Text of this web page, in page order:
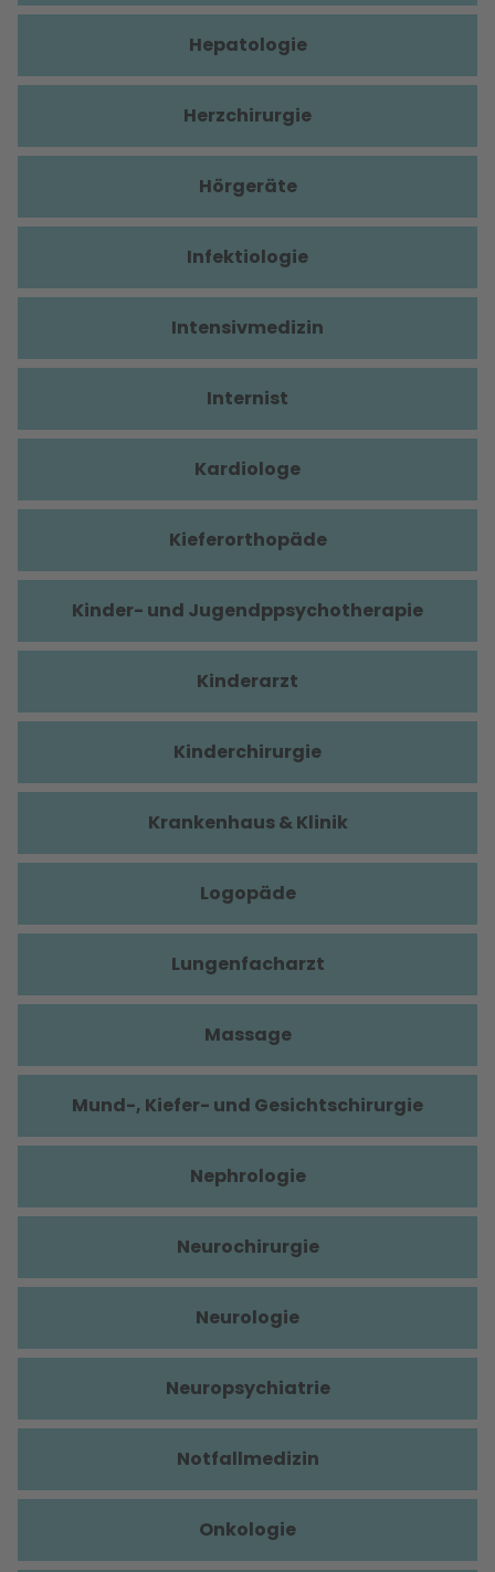
Hepatologie
Herzchirurgie
Hörgeräte
Infektiologie
Intensivmedizin
Internist
Kardiologe
Kieferorthopäde
Kinder- und Jugendppsychotherapie
Kinderarzt
Kinderchirurgie
Krankenhaus & Klinik
Logopäde
Lungenfacharzt
Massage
Mund-, Kiefer- und Gesichtschirurgie
Nephrologie
Neurochirurgie
Neurologie
Neuropsychiatrie
Notfallmedizin
Onkologie